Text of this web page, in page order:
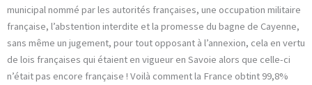
municipal nommé par les autorités françaises, une occupation militaire
française, l’abstention interdite et la promesse du bagne de Cayenne,
sans même un jugement, pour tout opposant à l’annexion, cela en vertu
de lois françaises qui étaient en vigueur en Savoie alors que celle-ci
n’était pas encore française ! Voilà comment la France obtint 99,8%